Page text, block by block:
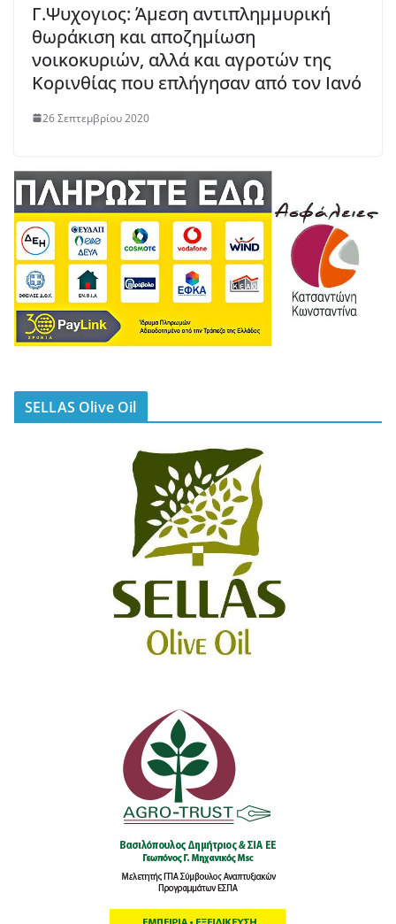
Γ.Ψυχογιος: Άμεση αντιπλημμυρική
θωράκιση και αποζημίωση
νοικοκυριών, αλλά και αγροτών της
Κορινθίας που επλήγησαν από τον Ιανό
26 Σεπτεμβρίου 2020
SELLAS Olive Oil